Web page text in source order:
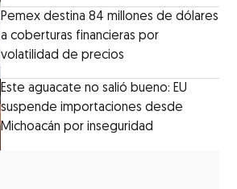
Pemex destina 84 millones de dólares
a coberturas financieras por
volatilidad de precios
Este aguacate no salió bueno: EU
suspende importaciones desde
Michoacán por inseguridad